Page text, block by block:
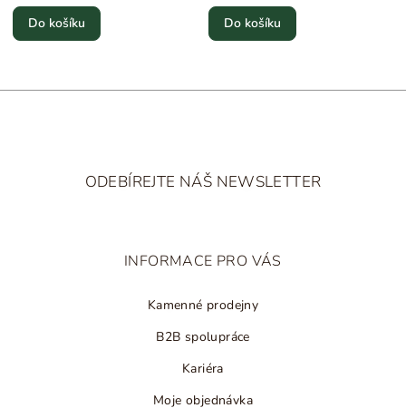
Do košíku Do košíku
ODEBÍREJTE NÁŠ NEWSLETTER
INFORMACE PRO VÁS
Kamenné prodejny
B2B spolupráce
Kariéra
Moje objednávka